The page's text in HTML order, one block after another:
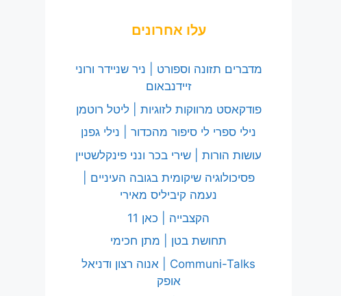
עלו אחרונים
מדברים תזונה וספורט | ניר שניידר ורוני
זיידנבאום
פודקאסט מרווקות לזוגיות | ליטל רוטמן
נילי ספרי לי סיפור מהכדור | נילי גפנן
עושות הורות | שירי בכר ונני פינקלשטיין
פסיכולוגיה שיקומית בגובה העיניים |
נעמה קיביליס מאירי
הקצבייה | כאן 11
תחושת בטן | מתן חכימי
Communi-Talks | אנוה רצון ודניאל
אופק